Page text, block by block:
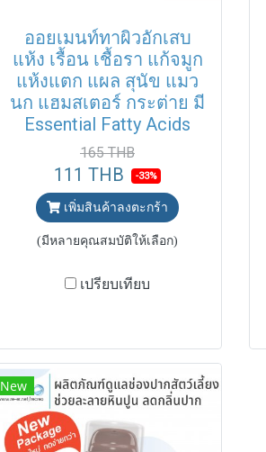
ออยเมนท์ทาผิวอักเสบ
แห้ง เรื้อน เชื้อรา แก้จมูก
แห้งแตก แผล สุนัข แมว
นก แฮมสเตอร์ กระต่าย มี
Essential Fatty Acids
165 THB
111 THB -33%
เพิ่มสินค้าลงตะกร้า
(มีหลายคุณสมบัติให้เลือก)
เปรียบเทียบ
New